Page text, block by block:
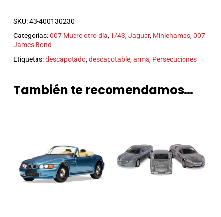
SKU:43-400130230
Categorías:007 Muere otro día, 1/43,Jaguar, Minichamps,007
James Bond
Etiquetas:descapotado,descapotable,arma, Persecuciones
También te recomendamos…